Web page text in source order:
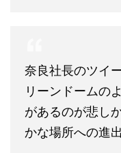
奈良社長のツイ
リーンドームの
があるのが悲し
かな場所への進